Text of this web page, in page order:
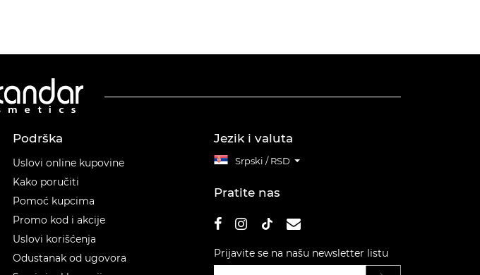
Podrška
Uslovi online kupovine
Kako poručiti
Pomoć kupcima
Promo kod i akcije
Uslovi korišćenja
Odustanak od ugovora
Jezik i valuta
Srpski / RSD
Pratite nas
Prijavite se na našu newsletter listu